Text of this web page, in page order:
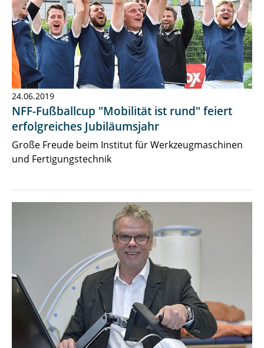
24.06.2019
NFF-Fußballcup "Mobilität ist rund" feiert
erfolgreiches Jubiläumsjahr
Große Freude beim Institut für Werkzeugmaschinen
und Fertigungstechnik